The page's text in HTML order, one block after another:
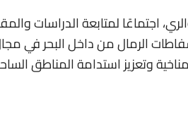
اجتماعًا لمتابعة الدراسات
الرمال من داخل البحر في
وتعزيز استدامة المناطق